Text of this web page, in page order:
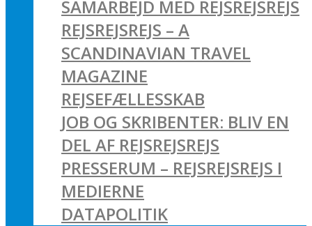
SAMARBEJD MED REJSREJSREJS
REJSREJSREJS – A
SCANDINAVIAN TRAVEL
MAGAZINE
REJSEFÆLLESSKAB
JOB OG SKRIBENTER: BLIV EN
DEL AF REJSREJSREJS
PRESSERUM – REJSREJSREJS I
MEDIERNE
DATAPOLITIK